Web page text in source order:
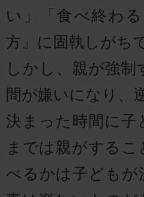
い」「食べ終わ
方』に固執しがち
しかし、親が強
間が嫌いになり、
決まった時間に
までは親がする
べるかは子ども